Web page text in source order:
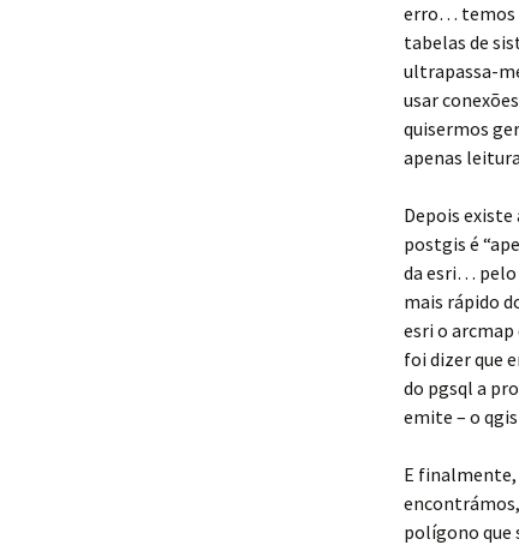
erro… temos
tabelas de
ultrapassa-
usar
quisermos
apenas
Depois
postgis é
da esri… pelo
mais rápido
esri o arcmap
foi dizer que
do pgsql a
emite – o
E
encontrámos,
polígono que